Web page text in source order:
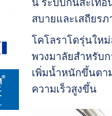
นี้ ระบบกันสะเทื
สบายและเสถียร
โคโลราโดรุ่นให
พวงมาลัยสำหรับ
เพิ่มน้ำหนักขึ้นตา
ความเร็วสูงขึ้น